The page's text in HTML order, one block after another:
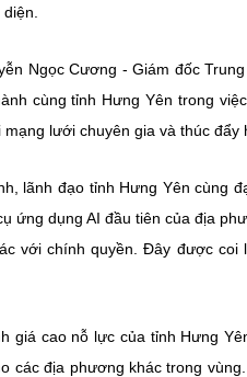
Ngọc Cương - Giám đốc
cùng tỉnh Hưng Yên trong
lưới chuyên gia và thúc đẩy
lãnh đạo tỉnh Hưng Yên cùng
ứng dụng AI đầu tiên của địa
với chính quyền. Đây được
giá cao nỗ lực của tỉnh Hưng
các địa phương khác trong